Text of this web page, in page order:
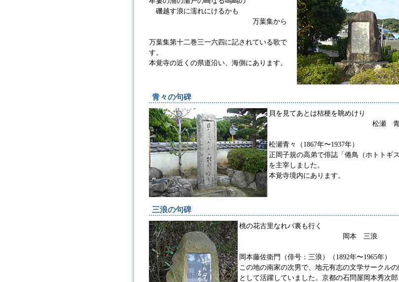
磯越す浪に濡れにけるかも
万葉集から
万葉集第十二巻三一六四に記されている歌で
す。
本覚寺の近くの県道沿い、海側にあります。
青々の句碑
貝を見てあとは桔梗を眺めけり
松瀬 青
松瀬青々（1867年〜1937年）
正岡子規の高弟で俳誌「倦鳥（ホトトギス
を主宰しました。
本覚寺境内にあります。
三浪の句碑
桃の花古里なれバ裏も行く
岡本 三浪
岡本藤佐衛門（俳号：三浪）（1892年〜1965年）
この地の南家の次男で、地元有志の文学サークルの
として活躍していました。京都の石問屋岡本秀次